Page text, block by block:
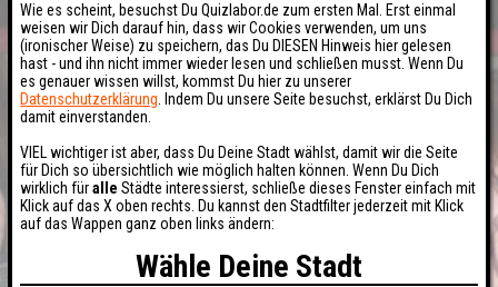
Wie es scheint, besuchst Du Quizlabor.de zum ersten Mal. Erst einmal
weisen wir Dich darauf hin, dass wir Cookies verwenden, um uns
(ironischer Weise) zu speichern, das Du DIESEN Hinweis hier gelesen
hast - und ihn nicht immer wieder lesen und schließen musst. Wenn Du
es genauer wissen willst, kommst Du hier zu unserer
Datenschutzerklärung . Indem Du unsere Seite besuchst, erklärst Du Dich
damit einverstanden.
VIEL wichtiger ist aber, dass Du Deine Stadt wählst, damit wir die Seite
für Dich so übersichtlich wie möglich halten können. Wenn Du Dich
wirklich füralle Städte interessierst, schließe dieses Fenster einfach mit
Klick auf das X oben rechts. Du kannst den Stadtfilter jederzeit mit Klick
auf das Wappen ganz oben links ändern:
Wähle Deine Stadt